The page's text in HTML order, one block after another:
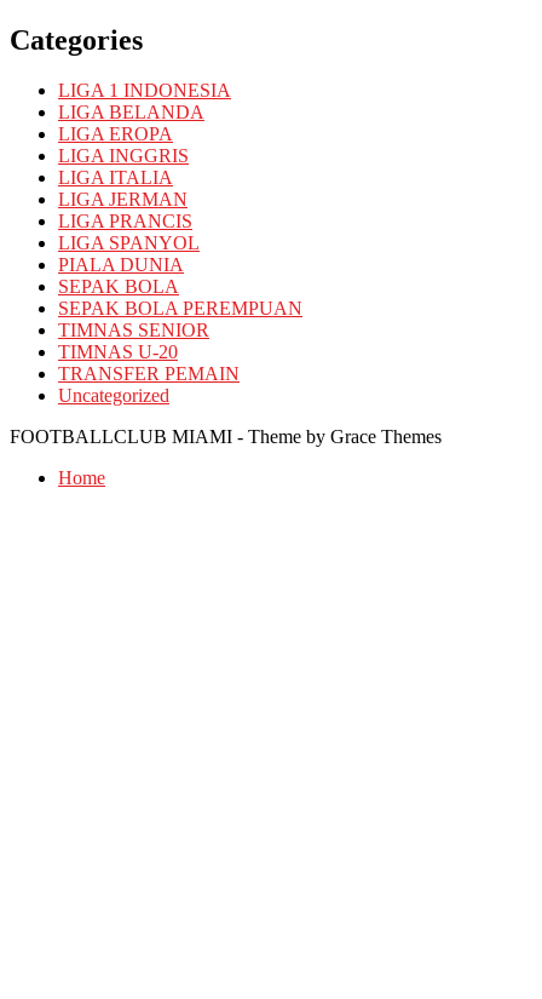
Categories
LIGA 1 INDONESIA
LIGA BELANDA
LIGA EROPA
LIGA INGGRIS
LIGA ITALIA
LIGA JERMAN
LIGA PRANCIS
LIGA SPANYOL
PIALA DUNIA
SEPAK BOLA
SEPAK BOLA PEREMPUAN
TIMNAS SENIOR
TIMNAS U-20
TRANSFER PEMAIN
Uncategorized
FOOTBALLCLUB MIAMI - Theme by Grace Themes
Home